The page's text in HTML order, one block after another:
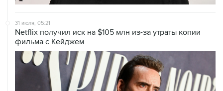
31 июля, 05:21
Netflix получил иск на $105 млн из-за утраты копии
фильма с Кейджем